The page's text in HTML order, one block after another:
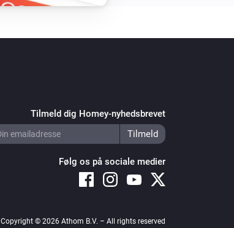
Tilmeld dig Homey-nyhedsbrevet
Følg os på sociale medier
Copyright © 2026 Athom B.V. – All rights reserved